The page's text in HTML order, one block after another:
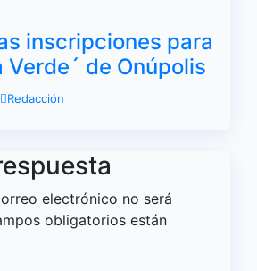
inscripciones para
de Onúpolis
Redacción
electrónico no será
obligatorios están